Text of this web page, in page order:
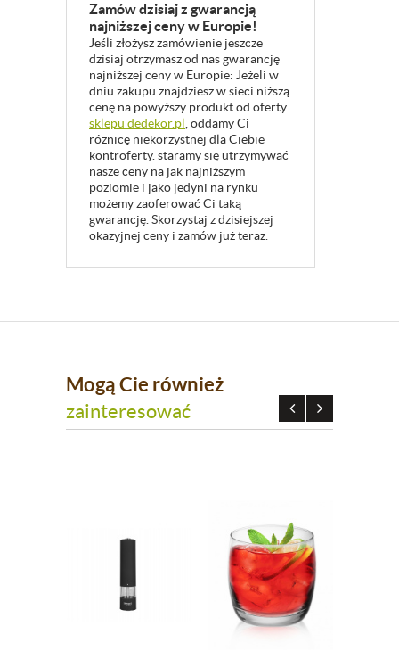
Zamów dzisiaj z gwarancją
najniższej ceny w Europie!
Jeśli złożysz zamówienie jeszcze
dzisiaj otrzymasz od nas gwarancję
najniższej ceny w Europie: Jeżeli w
dniu zakupu znajdziesz w sieci niższą
cenę na powyższy produkt od oferty
sklepu dedekor.pl, oddamy Ci
różnicę niekorzystnej dla Ciebie
kontroferty. staramy się utrzymywać
nasze ceny na jak najniższym
poziomie i jako jedyni na rynku
możemy zaoferować Ci taką
gwarancję. Skorzystaj z dzisiejszej
okazyjnej ceny i zamów już teraz.
Mogą Cie również
zainteresować